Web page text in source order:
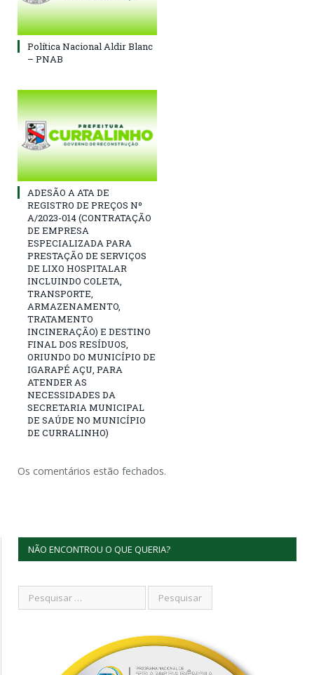
Política Nacional Aldir Blanc
– PNAB
ADESÃO A ATA DE
REGISTRO DE PREÇOS Nº
A/2023-014 (CONTRATAÇÃO
DE EMPRESA
ESPECIALIZADA PARA
PRESTAÇÃO DE SERVIÇOS
DE LIXO HOSPITALAR
INCLUINDO COLETA,
TRANSPORTE,
ARMAZENAMENTO,
TRATAMENTO
INCINERAÇÃO) E DESTINO
FINAL DOS RESÍDUOS,
ORIUNDO DO MUNICÍPIO DE
IGARAPÉ AÇU, PARA
ATENDER AS
NECESSIDADES DA
SECRETARIA MUNICIPAL
DE SAÚDE NO MUNICÍPIO
DE CURRALINHO)
Os comentários estão fechados.
NÃO ENCONTROU O QUE QUERIA?